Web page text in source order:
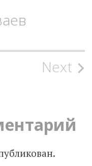
Next